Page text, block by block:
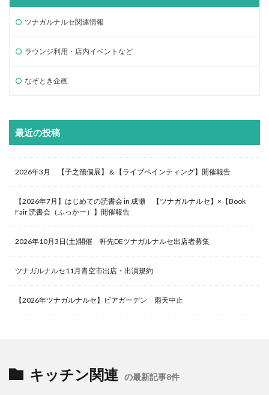
ツナガルナルセ関連情報
ラウンジ利用・店内イベントなど
なぞとき企画
最近の投稿
2026年3月 【子之籏個展】＆【ライブペインティング】開催報告
【2026年7月】はじめての読書会 in 成瀬 【ツナガルナルセ】×【Book
Fair 読書会（ふっかー）】開催報告
2026年10月3日(土)開催 軒先DEツナガルナルセ出店者募集
ツナガルナルセ11月青空市出店・出演規約
【2026年ツナガルナルセ】ビアガーデン 雨天中止
キッチン関連 の最新記事8件